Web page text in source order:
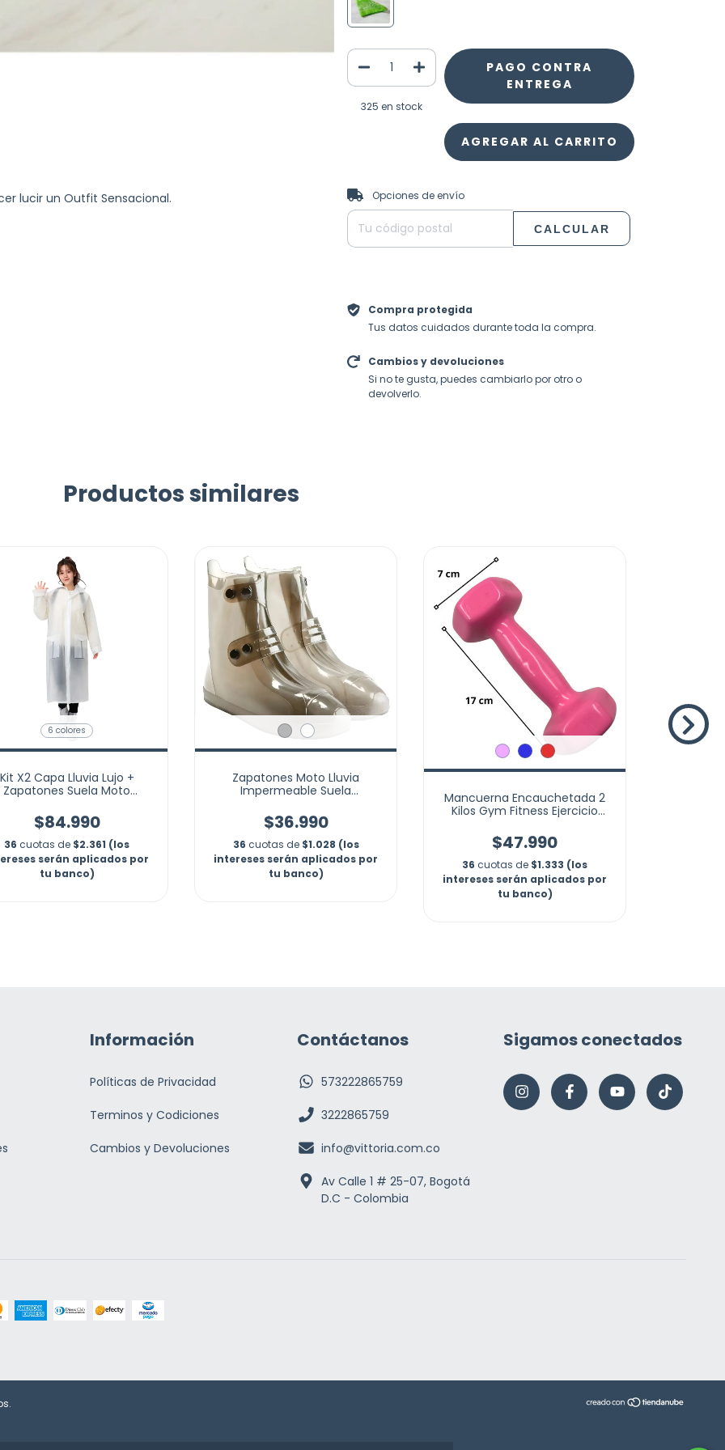
lucir un Outfit Sensacional.
325 en stock
PAGO CONTRA
ENTREGA
Entregas para el CP:
Opciones de envío
CALCULAR
Compra protegida
Tus datos cuidados durante toda la compra.
Cambios y devoluciones
Si no te gusta, puedes cambiarlo por otro o
devolverlo.
Productos similares
6 colores
Kit X2 Capa Lluvia Lujo +
Zapatones Suela Moto
$84.990
36 cuotas de $2.361 (los
serán aplicados por
tu banco)
Zapatones Moto Lluvia
Impermeable Suela
$36.990
36 cuotas de $1.028 (los
intereses serán aplicados por
tu banco)
Mancuerna Encauchetada 2
Kilos Gym Fitness Ejercicio
$47.990
36 cuotas de $1.333 (los
intereses serán aplicados por
tu banco)
Ejercicio
Información
Políticas de Privacidad
Terminos y Codiciones
Cambios y Devoluciones
Contáctanos
573222865759
3222865759
info@vittoria.com.co
Av Calle 1 # 25-07, Bogotá
D.C - Colombia
Sigamos conectados